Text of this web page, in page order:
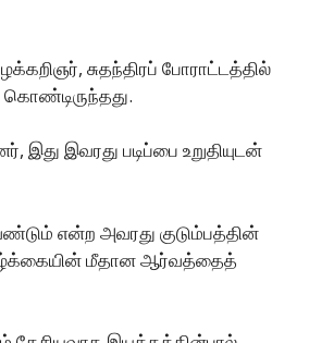
சுதந்திரப் போராட்டத்தில்
இவரது படிப்பை உறுதியுடன்
என்ற அவரது குடும்பத்தின்
மீதான ஆர்வத்தைத்